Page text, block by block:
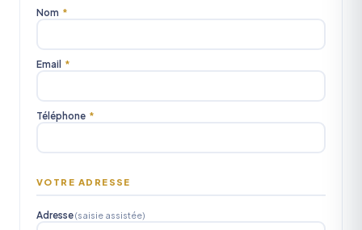
Nom *
Email *
Téléphone *
VOTRE ADRESSE
Adresse(saisie assistée)